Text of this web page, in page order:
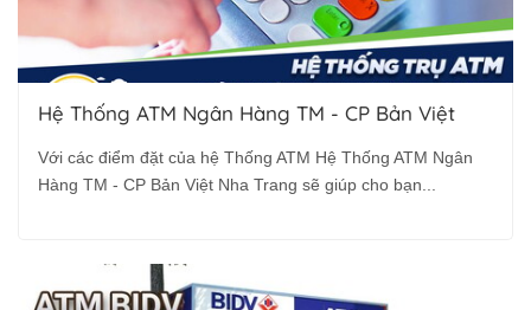
Hệ Thống ATM Ngân Hàng TM - CP Bản Việt
Với các điểm đặt của hệ Thống ATM Hệ Thống ATM Ngân
Hàng TM - CP Bản Việt Nha Trang sẽ giúp cho bạn...